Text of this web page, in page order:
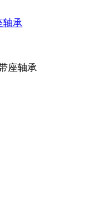
座轴承